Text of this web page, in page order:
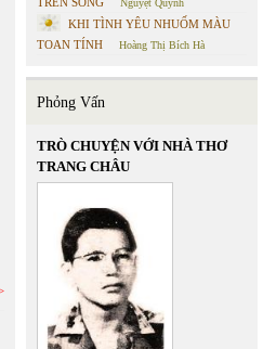
Nguyệt Quỳnh
KHI TÌNH YÊU NHUỐM MÀU
TOAN TÍNH
Hoàng Thị Bích Hà
Phỏng Vấn
TRÒ CHUYỆN VỚI NHÀ THƠ
TRANG CHÂU